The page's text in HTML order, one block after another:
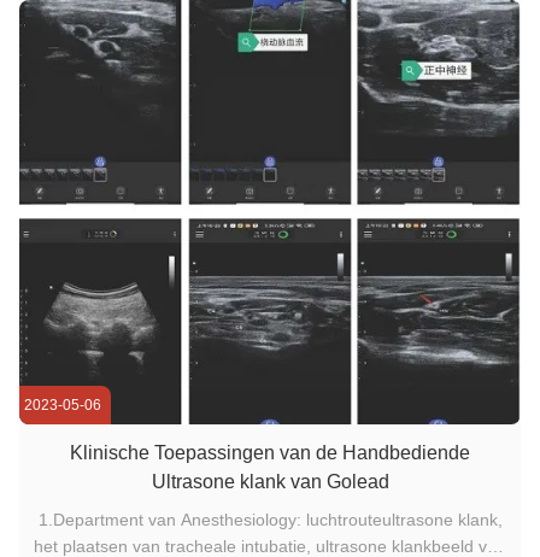
2023-05-06
Klinische Toepassingen van de Handbediende
Ultrasone klank van Golead
1.Department van Anesthesiology: luchtrouteultrasone klank,
het plaatsen van tracheale intubatie, ultrasone klankbeeld van